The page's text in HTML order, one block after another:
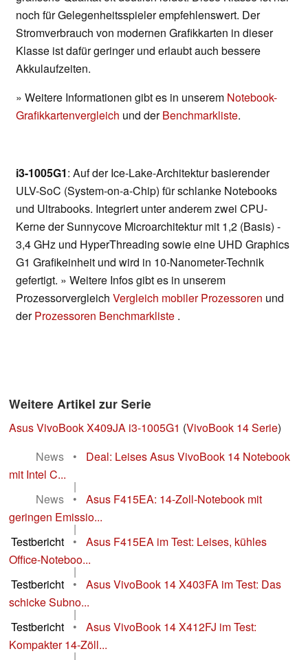
noch für Gelegenheitsspieler empfehlenswert. Der
Stromverbrauch von modernen Grafikkarten in dieser
Klasse ist dafür geringer und erlaubt auch bessere
Akkulaufzeiten.
» Weitere Informationen gibt es in unserem Notebook-
Grafikkartenvergleich und derBenchmarkliste.
i3-1005G1: Auf der Ice-Lake-Architektur basierender
ULV-SoC (System-on-a-Chip) für schlanke Notebooks
und Ultrabooks. Integriert unter anderem zwei CPU-
Kerne der Sunnycove Microarchitektur mit 1,2 (Basis) -
3,4 GHz und HyperThreading sowie eine UHD Graphics
G1 Grafikeinheit und wird in 10-Nanometer-Technik
gefertigt. » Weitere Infos gibt es in unserem
Prozessorvergleich Vergleich mobiler Prozessoren und
derProzessoren Benchmarkliste .
Weitere Artikel zur Serie
Asus VivoBook X409JA i3-1005G1 (VivoBook 14 Serie)
News
•
Deal: Leises Asus VivoBook 14 Notebook
mit Intel C...
|
News
•
Asus F415EA: 14-Zoll-Notebook mit
geringen Emissio...
|
Testbericht
•
Asus F415EA im Test: Leises, kühles
Office-Noteboo...
|
Testbericht
•
Asus VivoBook 14 X403FA im Test: Das
schicke Subno...
|
Testbericht
•
Asus VivoBook 14 X412FJ im Test:
Kompakter 14-Zöll...
|